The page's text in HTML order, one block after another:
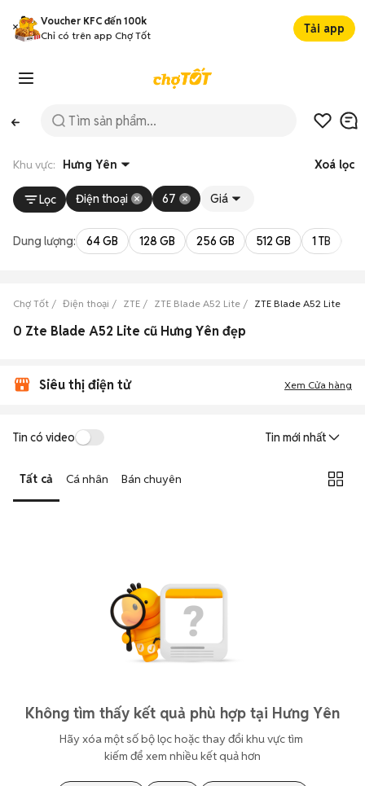
Voucher KFC đến 100k
Chỉ có trên app Chợ Tốt
Tải app
Khu vực: Hưng Yên Xoá lọc
Lọc Điện thoại 67 Giá
Dung lượng: 64 GB 128 GB 256 GB 512 GB 1 TB
Chợ Tốt Điện thoại ZTE ZTE Blade A52 Lite ZTE Blade A52 Lite
0 Zte Blade A52 Lite cũ Hưng Yên đẹp
Siêu thị điện tử Xem Cửa hàng
Tin có video Tin mới nhất
Tất cả Cá nhân Bán chuyên
Không tìm thấy kết quả phù hợp tại Hưng Yên
Hãy xóa một số bộ lọc hoặc thay đổi khu vực tìm
kiếm để xem nhiều kết quả hơn